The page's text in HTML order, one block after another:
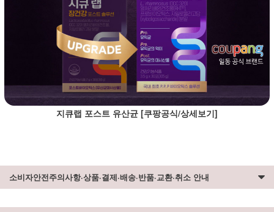
지큐랩 포스트 유산균 [쿠팡공식/상세보기]
소비자안전주의사항·상품·결제·배송·반품·교환·취소 안내